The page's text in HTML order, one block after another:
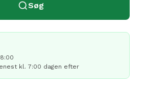
Søg
kl. 7:00 dagen efter